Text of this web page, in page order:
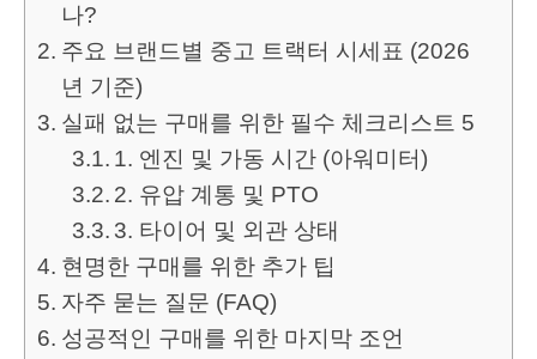
나?
주요 브랜드별 중고 트랙터 시세표 (2026
년 기준)
실패 없는 구매를 위한 필수 체크리스트 5
1. 엔진 및 가동 시간 (아워미터)
2. 유압 계통 및 PTO
3. 타이어 및 외관 상태
현명한 구매를 위한 추가 팁
자주 묻는 질문 (FAQ)
성공적인 구매를 위한 마지막 조언